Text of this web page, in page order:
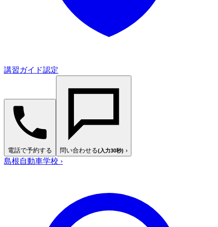
講習ガイド認定
電話で予約する 問い合わせる(入力30秒) ›
島根自動車学校 ›